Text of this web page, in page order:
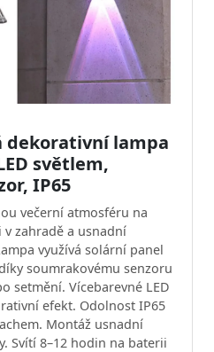
dekorativní lampa
světlem,
IP65
večerní atmosféru na
zahradě a usnadní
využívá solární panel
soumrakovému senzoru
setmění. Vícebarevné LED
efekt. Odolnost IP65
Montáž usnadní
Svítí 8–12 hodin na baterii